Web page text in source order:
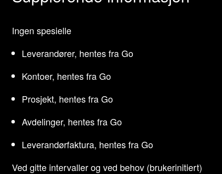
Ingen spesielle
Leverandører, hentes fra Go
Kontoer, hentes fra Go
Prosjekt, hentes fra Go
Avdelinger, hentes fra Go
Leverandørfaktura, hentes fra Go
Ved gitte intervaller og ved behov (brukerinitiert)